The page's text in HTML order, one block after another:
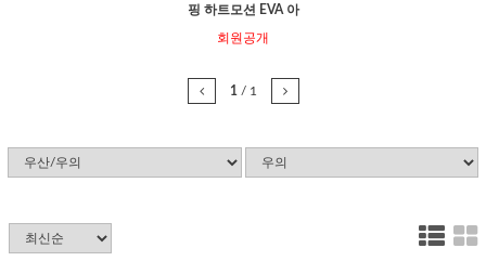
핑 하트모션 EVA 아
회원공개
1 / 1